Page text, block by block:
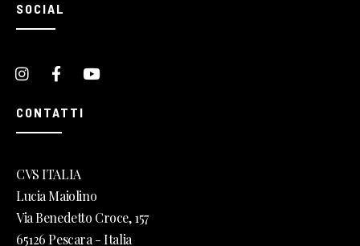
SOCIAL
CONTATTI
CVS ITALIA
Lucia Maiolino
Via Benedetto Croce, 157
65126 Pescara - Italia